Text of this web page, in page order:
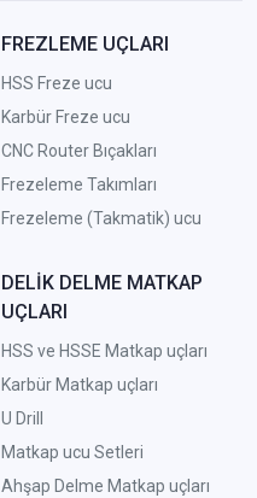
FREZLEME UÇLARI
HSS Freze ucu
Karbür Freze ucu
CNC Router Bıçakları
Frezeleme Takımları
Frezeleme (Takmatik) ucu
DELİK DELME MATKAP
UÇLARI
HSS ve HSSE Matkap uçları
Karbür Matkap uçları
U Drill
Matkap ucu Setleri
Ahşap Delme Matkap uçları